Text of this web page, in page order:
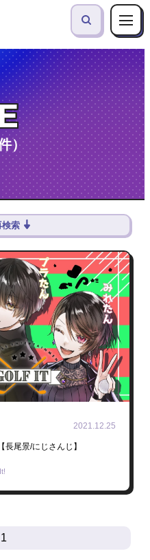
）
検索
2021.12.25
長尾景/にじさんじ】